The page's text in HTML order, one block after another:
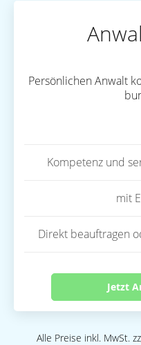
Persönlichen Anwalt
Kompetenz und
mit
Direkt beauftragen
Jetzt
Alle Preise inkl. MwSt.